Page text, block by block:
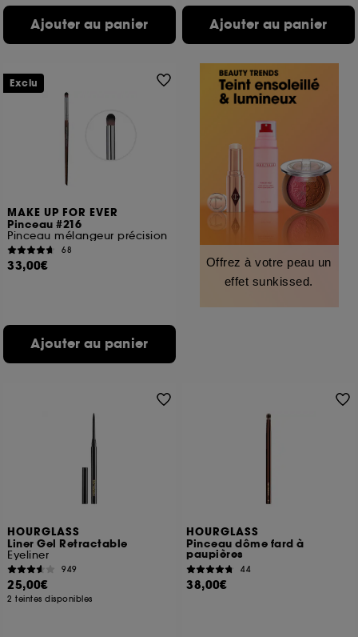
Ajouter au panier Ajouter au panier
MAKE UP FOR EVER
Pinceau #216
Pinceau mélangeur précision
68
33,00€
Ajouter au panier
Exclu
Offrez à votre peau un
effet sunkissed.
HOURGLASS
Liner Gel Retractable
Eyeliner
949
25,00€
2 teintes disponibles
HOURGLASS
Pinceau dôme fard à
paupières
44
38,00€